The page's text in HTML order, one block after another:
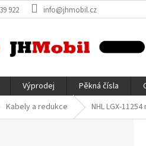
922 info@jhmobil.cz
Výprodej Pěkná čísla
Kabely a redukce NHL LGX-